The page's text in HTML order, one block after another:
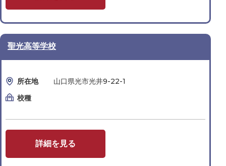
聖光高等学校
所在地
山口県光市光井9-22-1
校種
詳細を見る